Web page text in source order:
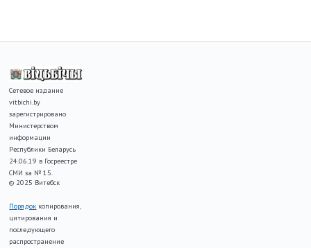
Сетевое издание
vitbichi.by
зарегистрировано
Министерством
информации
Республики Беларусь
24.06.19 в Госреестре
СМИ за № 15.
© 2025 Витебск
Порядок копирования,
цитирования и
последующего
распространение